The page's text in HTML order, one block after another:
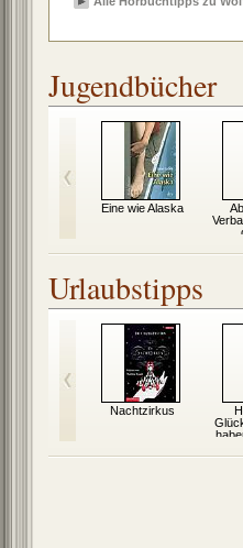
Jugendbücher
Eine wie Alaska
Urlaubstipps
Nachtzirkus